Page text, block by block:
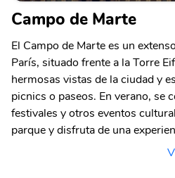
Campo de Marte
El Campo de Marte es un
París, situado frente a la Torre
hermosas vistas de la ciudad y
picnics o paseos. En verano, se
festivales y otros eventos
parque y disfruta de una